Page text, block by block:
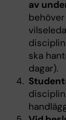
av
ska
dagar).